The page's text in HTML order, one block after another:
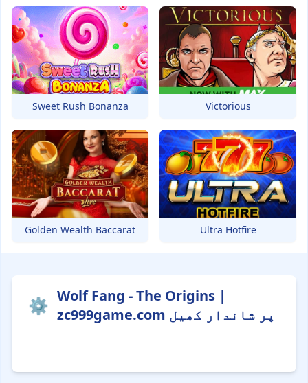
Sweet Rush Bonanza Victorious
Golden Wealth Baccarat Ultra Hotfire
⚙️ Wolf Fang - The Origins |
zc999game.com پر شاندار کھیل